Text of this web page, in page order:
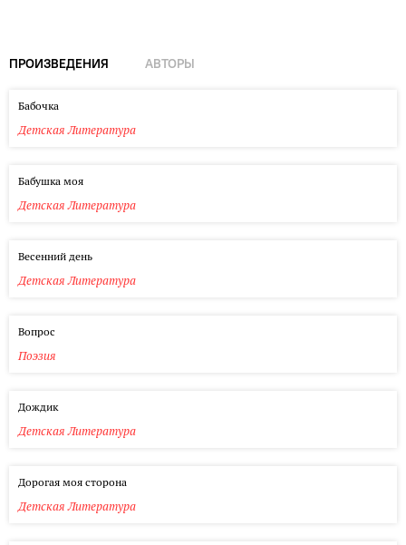
ПРОИЗВЕДЕНИЯ АВТОРЫ
Бабочка
Детская Литература
Бабушка моя
Детская Литература
Весенний день
Детская Литература
Вопрос
Поэзия
Дождик
Детская Литература
Дорогая моя сторона
Детская Литература